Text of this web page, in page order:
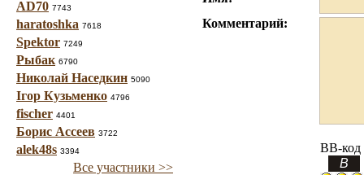
AD70 7743
haratoshka 7618
Spektor 7249
Рыбак 6790
Николай Наседкин 5090
Ігор Кузьменко 4796
fischer 4401
Борис Ассеев 3722
alek48s 3394
Все участники >>
Комментарий:
BB-код